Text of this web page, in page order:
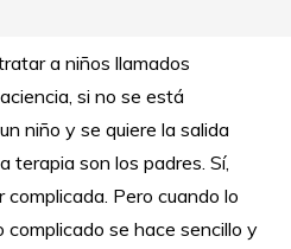
a niños llamados
si no se está
niño y se quiere la salida
terapia son los padres. Sí,
complicada. Pero cuando lo
complicado se hace sencillo y